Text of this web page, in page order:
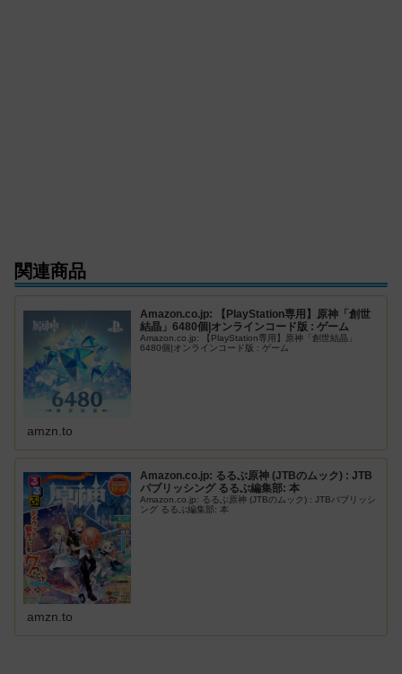
関連商品
Amazon.co.jp: 【PlayStation専用】原神「創世
結晶」6480個|オンラインコード版 : ゲーム
Amazon.co.jp: 【PlayStation専用】原神「創世結晶」
6480個|オンラインコード版 : ゲーム
amzn.to
Amazon.co.jp: るるぶ原神 (JTBのムック) : JTB
パブリッシング るるぶ編集部: 本
Amazon.co.jp: るるぶ原神 (JTBのムック) : JTBパブリッシ
ング るるぶ編集部: 本
amzn.to